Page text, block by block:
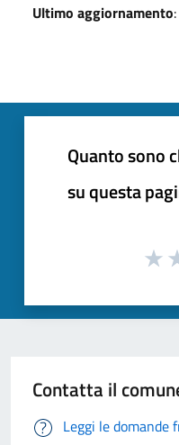
Ultimo aggiornamento
Quanto sono
su questa
Contatta il
Leggi le domande